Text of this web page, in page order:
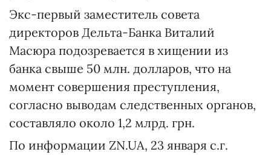
Экс-первый заместитель совета
директоров Дельта-Банка Виталий
Масюра подозревается в хищении из
банка свыше 50 млн. долларов, что на
момент совершения преступления,
согласно выводам следственных органов,
составляло около 1,2 млрд. грн.
По информации ZN.UA, 23 января с.г.